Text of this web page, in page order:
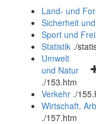
und
schließen
Land- und
Sicherheit
Sport und
Statistik ./
Umwelt
und Natur
./153.htm
Verkehr ./
Wirtschaft,
./157.htm